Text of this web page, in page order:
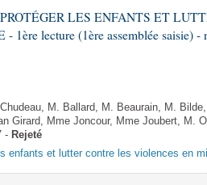
PROTÉGER LES ENFANTS ET
1ère lecture (1ère assemblée saisie) -
M. Ballard, M. Beaurain, M.
Girard, Mme Joncour, Mme Joubert, M.
- Rejeté
enfants et lutter contre les violences en